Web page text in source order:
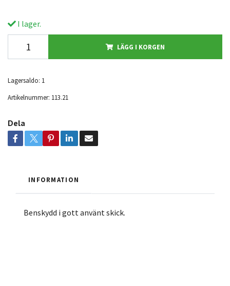
I lager.
LÄGG I KORGEN
Lagersaldo: 1
Artikelnummer: 113.21
Dela
INFORMATION
Benskydd i gott använt skick.